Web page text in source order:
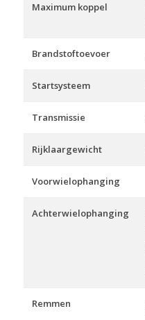
Maximum koppel
Brandstoftoevoer
Startsysteem
Transmissie
Rijklaargewicht
Voorwielophanging
Achterwielophanging
Remmen